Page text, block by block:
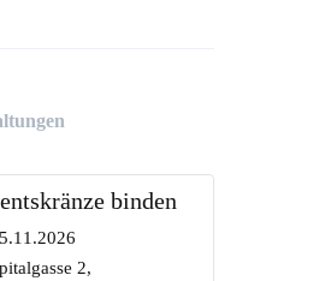
binden
2,